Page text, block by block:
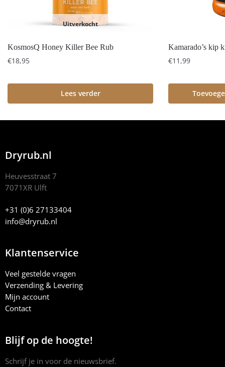
Uitverkocht
KosmosQ Honey Killer Bee Rub
€18,95
Lees verder
Kamarado’s kip
€11,99
Dryrub.nl
Heuvesstraat 7
7071XR Ulft
+31 (0)6 27133404
info@dryrub.nl
Klantenservice
Veel gestelde vragen
Verzending & Levering
Mijn account
Contact
Blijf op de hoogte!
Schrijf je in voor de nieuwsbrief.